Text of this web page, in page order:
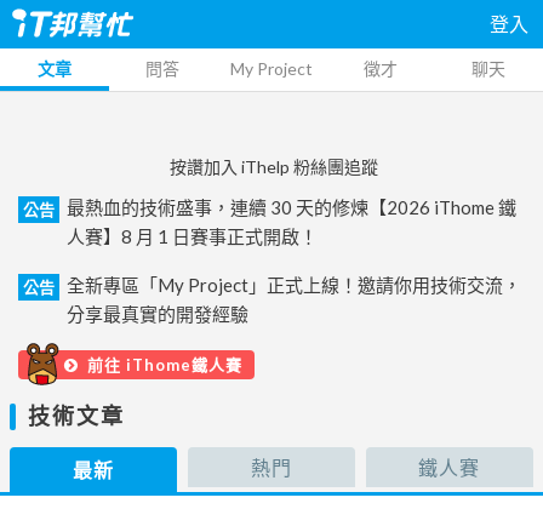
登入
文章 問答 My Project 徵才 聊天
按讚加入 iThelp 粉絲團追蹤
公告
最熱血的技術盛事，連續 30 天的修煉【2026 iThome 鐵
人賽】8 月 1 日賽事正式開啟！
公告
全新專區「My Project」正式上線！邀請你用技術交流，
分享最真實的開發經驗
前往 iThome鐵人賽
技術文章
最新 熱門 鐵人賽